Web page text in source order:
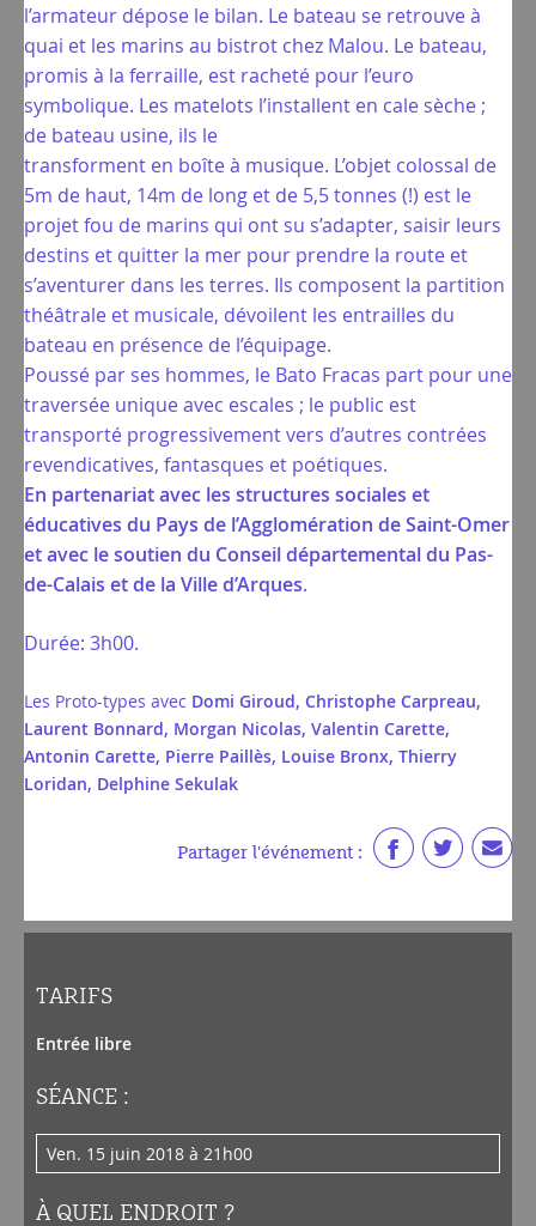
l’armateur dépose le bilan. Le bateau se retrouve à
quai et les marins au bistrot chez Malou. Le bateau,
promis à la ferraille, est racheté pour l’euro
symbolique. Les matelots l’installent en cale sèche ;
de bateau usine, ils le
transforment en boîte à musique. L’objet colossal de
5m de haut, 14m de long et de 5,5 tonnes (!) est le
projet fou de marins qui ont su s’adapter, saisir leurs
destins et quitter la mer pour prendre la route et
s’aventurer dans les terres. Ils composent la partition
théâtrale et musicale, dévoilent les entrailles du
bateau en présence de l’équipage.
Poussé par ses hommes, le Bato Fracas part pour une
traversée unique avec escales ; le public est
transporté progressivement vers d’autres contrées
revendicatives, fantasques et poétiques.
En partenariat avec les structures sociales et
éducatives du Pays de l’Agglomération de Saint-Omer
et avec le soutien du Conseil départemental du Pas-
de-Calais et de la Ville d’Arques.
Durée: 3h00.
Les Proto-types avec Domi Giroud, Christophe Carpreau,
Laurent Bonnard, Morgan Nicolas, Valentin Carette,
Antonin Carette, Pierre Paillès, Louise Bronx, Thierry
Loridan, Delphine Sekulak
Partager l'événement :
TARIFS
Entrée libre
SÉANCE :
ven. 15 juin 2018 à 21h00
À QUEL ENDROIT ?